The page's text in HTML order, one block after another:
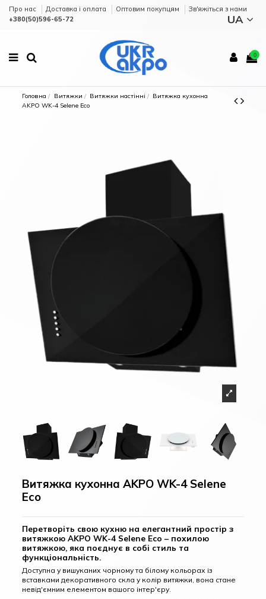
Про нас Доставка і оплата Оптовим покупцям
Зв'яжіться з нами
+380(50)596-65-72
UA
0
Головна Витяжки Витяжки настінні
Витяжка кухонна
AKPO WK-4 Selene Eco
Витяжка кухонна AKPO WK-4 Selene
Eco
Перетворіть свою кухню на елегантний простір з
витяжкою AKPO WK-4 Selene Eco – похилою
витяжкою, яка поєднує в собі стиль та
функціональність.
Доступна у вишуканих чорному та білому кольорах із
вставками декоративного скла у колір витяжки, вона стане
невід'ємним елементом вашого інтер'єру.